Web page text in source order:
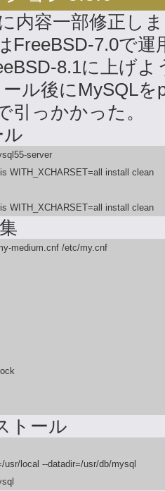
内容一部修正し
FreeBSD-7.0で
8.1に上げよ
ル後にMySQLを
引っかかった。
ル
server
WITH_XCHARSET=all install clean
WITH_XCHARSET=all install clean
medium.cnf /etc/my.cnf
トール
local --datadir=/usr/db/mysql